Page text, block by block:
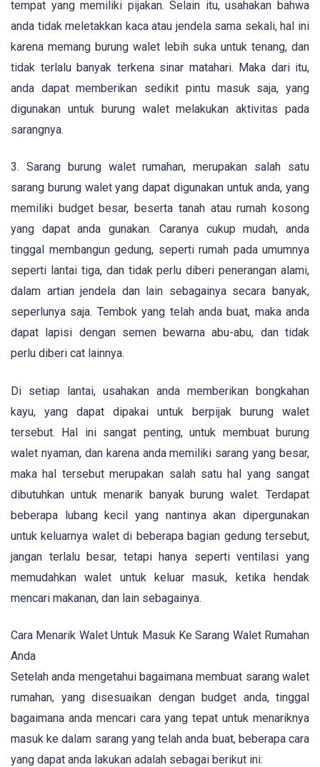
tempat yang memiliki pijakan. Selain itu, usahakan bahwa
anda tidak meletakkan kaca atau jendela sama sekali, hal ini
karena memang burung walet lebih suka untuk tenang, dan
tidak terlalu banyak terkena sinar matahari. Maka dari itu,
anda dapat memberikan sedikit pintu masuk saja, yang
digunakan untuk burung walet melakukan aktivitas pada
sarangnya.
3. Sarang burung walet rumahan, merupakan salah satu
sarang burung walet yang dapat digunakan untuk anda, yang
memiliki budget besar, beserta tanah atau rumah kosong
yang dapat anda gunakan. Caranya cukup mudah, anda
tinggal membangun gedung, seperti rumah pada umumnya
seperti lantai tiga, dan tidak perlu diberi penerangan alami,
dalam artian jendela dan lain sebagainya secara banyak,
seperlunya saja. Tembok yang telah anda buat, maka anda
dapat lapisi dengan semen bewarna abu-abu, dan tidak
perlu diberi cat lainnya.
Di setiap lantai, usahakan anda memberikan bongkahan
kayu, yang dapat dipakai untuk berpijak burung walet
tersebut. Hal ini sangat penting, untuk membuat burung
walet nyaman, dan karena anda memiliki sarang yang besar,
maka hal tersebut merupakan salah satu hal yang sangat
dibutuhkan untuk menarik banyak burung walet. Terdapat
beberapa lubang kecil yang nantinya akan dipergunakan
untuk keluarnya walet di beberapa bagian gedung tersebut,
jangan terlalu besar, tetapi hanya seperti ventilasi yang
memudahkan walet untuk keluar masuk, ketika hendak
mencari makanan, dan lain sebagainya.
Cara Menarik Walet Untuk Masuk Ke Sarang Walet Rumahan
Anda
Setelah anda mengetahui bagaimana membuat sarang walet
rumahan, yang disesuaikan dengan budget anda, tinggal
bagaimana anda mencari cara yang tepat untuk menariknya
masuk ke dalam sarang yang telah anda buat, beberapa cara
yang dapat anda lakukan adalah sebagai berikut ini: